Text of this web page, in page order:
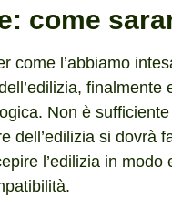
come
come l’abbiamo
Non è
dell’edilizia si dovrà
l’edilizia in